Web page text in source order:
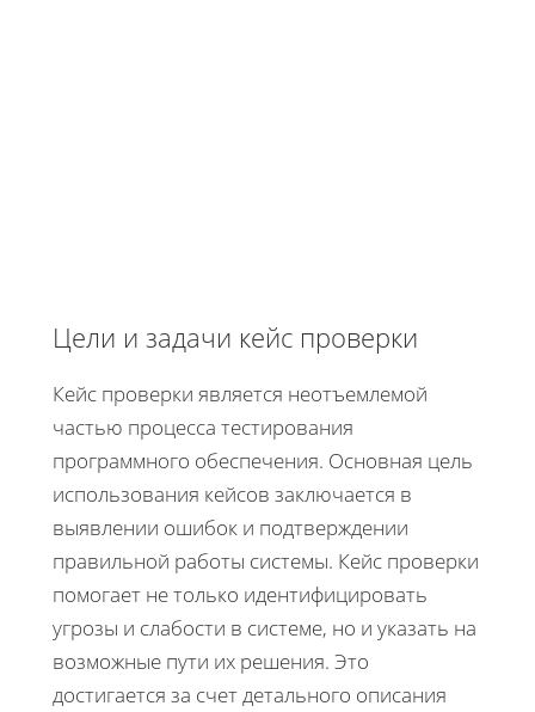
Цели и задачи кейс проверки
Кейс проверки является неотъемлемой
частью процесса тестирования
программного обеспечения. Основная цель
использования кейсов заключается в
выявлении ошибок и подтверждении
правильной работы системы. Кейс проверки
помогает не только идентифицировать
угрозы и слабости в системе, но и указать на
возможные пути их решения. Это
достигается за счет детального описания